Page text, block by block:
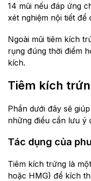
14 mũi nếu đáp ứng
xét nghiệm nội tiết
Ngoài mũi tiêm kích
rụng đúng thời điểm
kích.
Tiêm kích
Phần dưới đây sẽ
những điều cần lưu ý
Tác dụng của
Tiêm kích trứng là
hoặc HMG) để kích